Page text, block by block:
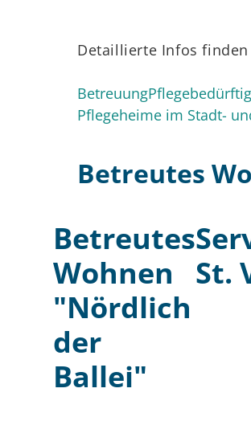
Detaillierte Infos finden
Pflegeheime im Stadt-
Betreutes
Betreutes
Wohnen
"Nördlich
der
Ballei"
St.